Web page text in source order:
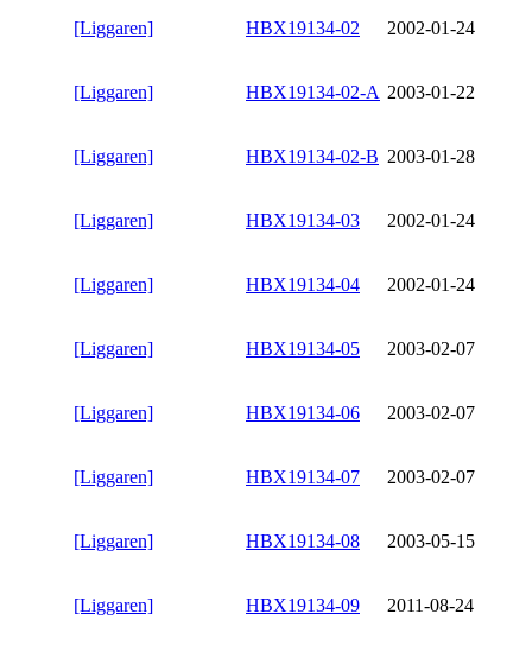
[Liggaren] HBX19134-02 2002-01-24
[Liggaren] HBX19134-02-A 2003-01-22
[Liggaren] HBX19134-02-B 2003-01-28
[Liggaren] HBX19134-03 2002-01-24
[Liggaren] HBX19134-04 2002-01-24
[Liggaren] HBX19134-05 2003-02-07
[Liggaren] HBX19134-06 2003-02-07
[Liggaren] HBX19134-07 2003-02-07
[Liggaren] HBX19134-08 2003-05-15
[Liggaren] HBX19134-09 2011-08-24